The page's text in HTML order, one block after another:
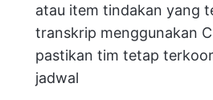
atau item tindakan yang
transkrip menggunakan
pastikan tim tetap
jadwal